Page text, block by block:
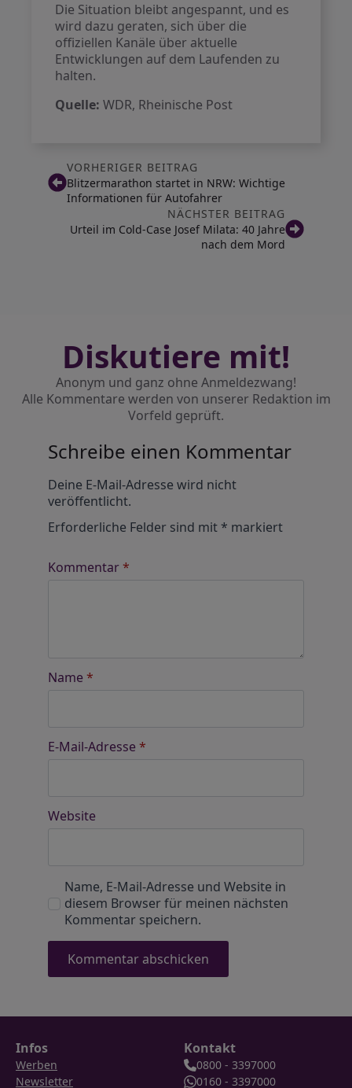
Die Situation bleibt angespannt, und es
wird dazu geraten, sich über die
offiziellen Kanäle über aktuelle
Entwicklungen auf dem Laufenden zu
halten.
Quelle: WDR, Rheinische Post
VORHERIGER BEITRAG
Blitzermarathon startet in NRW: Wichtige
Informationen für Autofahrer
NÄCHSTER BEITRAG
Urteil im Cold-Case Josef Milata: 40 Jahre
nach dem Mord
Diskutiere mit!
Anonym und ganz ohne Anmeldezwang!
Alle Kommentare werden von unserer Redaktion im
Vorfeld geprüft.
Schreibe einen Kommentar
Deine E-Mail-Adresse wird nicht
veröffentlicht.
Erforderliche Felder sind mit* markiert
Kommentar*
Name *
E-Mail-Adresse *
Website
Name, E-Mail-Adresse und Website in
diesem Browser für meinen nächsten
Kommentar speichern.
Infos
Werben
Newsletter
Kontakt
0800 - 3397000
0160 - 3397000